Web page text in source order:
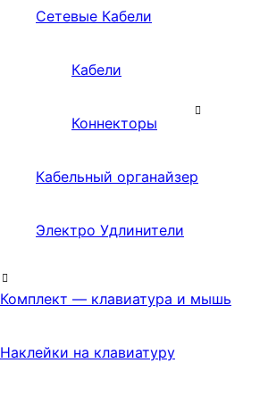
Сетевые Кабели
Кабели
Коннекторы
Кабельный органайзер
Электро Удлинители
Комплект — клавиатура и мышь
Наклейки на клавиатуру